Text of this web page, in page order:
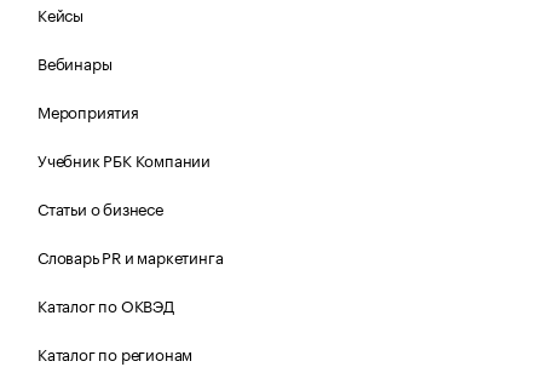
Кейсы
Вебинары
Мероприятия
Учебник РБК Компании
Статьи о бизнесе
Словарь PR и маркетинга
Каталог по ОКВЭД
Каталог по регионам